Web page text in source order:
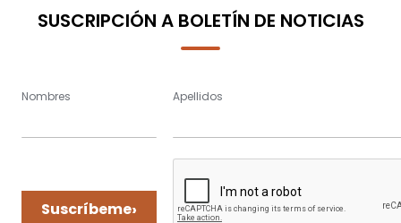
SUSCRIPCIÓN A BOLETÍN DE NOTICIAS
Nombres Apellidos
Suscríbeme›